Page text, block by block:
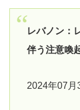
レバノン：
伴う注意喚
2024年07月